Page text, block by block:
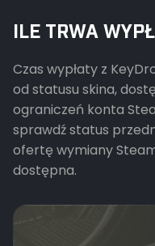
ILE TRWA
Czas wypłaty z
od statusu skina,
ograniczeń konta
sprawdź status
ofertę wymiany
dostępna.